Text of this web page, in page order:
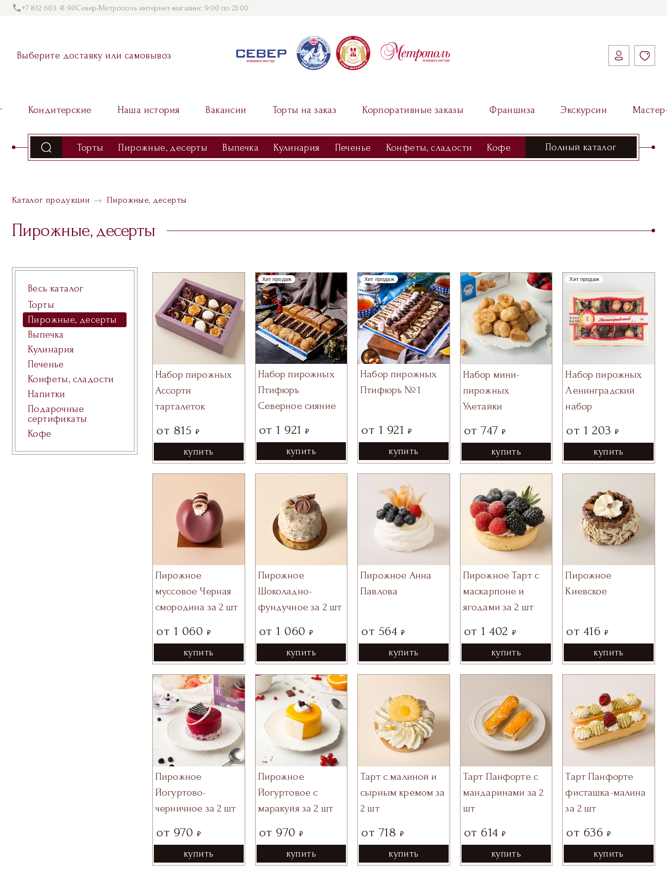
+7 812 603 41 90Север-Метрополь интернет-магазинс 9:00 по 21:00
Выберите доставку или самовывоз
Кондитерские Наша история Вакансии Торты на заказ Корпоративные заказы Франшиза Экскурсии
Торты Пирожные, десерты Выпечка Кулинария Печенье Конфеты, сладости Кофе Полный каталог
Каталог продукции Пирожные, десерты
Пирожные, десерты
Весь каталог
Торты
Пирожные, десерты
Выпечка
Кулинария
Печенье
Конфеты, сладости
Напитки
Подарочные
сертификаты
Кофе
Набор пирожных
Ассорти
тарталеток
от 815 ₽
купить
Набор пирожных
Птифюръ
Северное сияние
от 1 921 ₽
купить
Хит продаж
Набор пирожных
Птифюръ №1
от 1 921 ₽
купить
Хит продаж
Набор мини-
пирожных
Улетайки
от 747 ₽
купить
Набор пирожных
Ленинградский
набор
от 1 203 ₽
купить
Хит продаж
Пирожное
муссовое Черная
смородина за 2 шт
от 1 060 ₽
купить
Пирожное
Шоколадно-
фундучное за 2 шт
от 1 060 ₽
купить
Пирожное Анна
Павлова
от 564 ₽
купить
Пирожное Тарт с
маскарпоне и
ягодами за 2 шт
от 1 402 ₽
купить
Пирожное
Киевское
от 416 ₽
купить
Пирожное
Йогуртово-
черничное за 2 шт
от 970 ₽
купить
Пирожное
Йогуртовое с
маракуйя за 2 шт
от 970 ₽
купить
Тарт с малиной и
сырным кремом за
2 шт
от 718 ₽
купить
Тарт Панфорте с
мандаринами за 2
шт
от 614 ₽
купить
Тарт Панфорте
фисташка-малина
за 2 шт
от 636 ₽
купить